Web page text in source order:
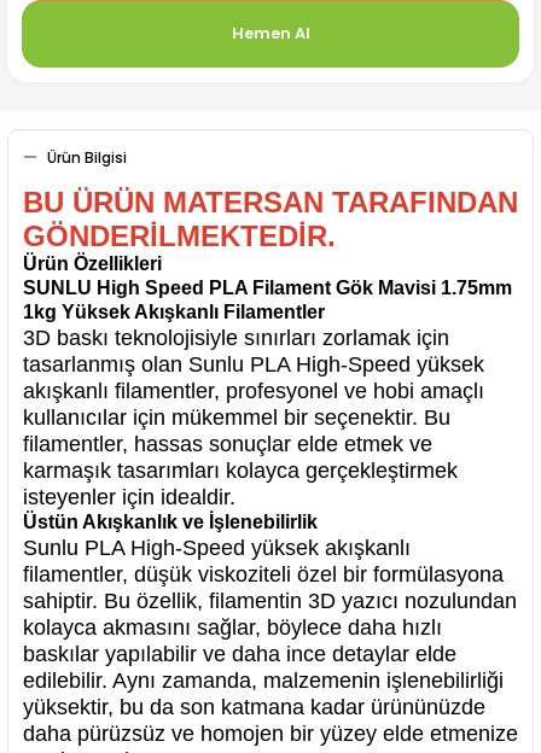
Hemen Al
Ürün Bilgisi
BU ÜRÜN MATERSAN TARAFINDAN
GÖNDERİLMEKTEDİR.
Ürün Özellikleri
SUNLU High Speed PLA Filament Gök Mavisi 1.75mm
1kg Yüksek Akışkanlı Filamentler
3D baskı teknolojisiyle sınırları zorlamak için
tasarlanmış olan Sunlu PLA High-Speed yüksek
akışkanlı filamentler, profesyonel ve hobi amaçlı
kullanıcılar için mükemmel bir seçenektir. Bu
filamentler, hassas sonuçlar elde etmek ve
karmaşık tasarımları kolayca gerçekleştirmek
isteyenler için idealdir.
Üstün Akışkanlık ve İşlenebilirlik
Sunlu PLA High-Speed yüksek akışkanlı
filamentler, düşük viskoziteli özel bir formülasyona
sahiptir. Bu özellik, filamentin 3D yazıcı nozulundan
kolayca akmasını sağlar, böylece daha hızlı
baskılar yapılabilir ve daha ince detaylar elde
edilebilir. Aynı zamanda, malzemenin işlenebilirliği
yüksektir, bu da son katmana kadar ürününüzde
daha pürüzsüz ve homojen bir yüzey elde etmenize